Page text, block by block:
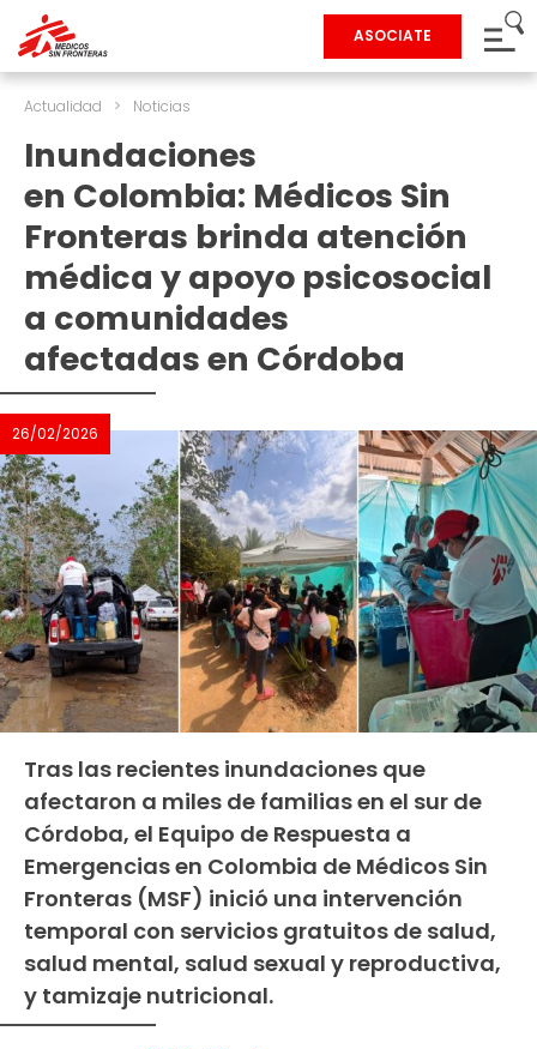
ASOCIATE
Actualidad > Noticias
Inundaciones
en Colombia: Médicos Sin
Fronteras brinda atención
médica y apoyo psicosocial
a comunidades
afectadas en Córdoba
26/02/2026
Tras las recientes inundaciones que
afectaron a miles de familias en el sur de
Córdoba, el Equipo de Respuesta a
Emergencias en Colombia de Médicos Sin
Fronteras (MSF) inició una intervención
temporal con servicios gratuitos de salud,
salud mental, salud sexual y reproductiva,
y tamizaje nutricional.